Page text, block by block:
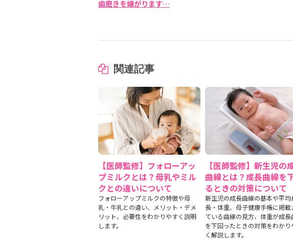
歯磨きを嫌がります…
関連記事
【医師監修】フォローアッ
プミルクとは？母乳やミル
クとの違いについて
フォローアップミルクの特徴や母
乳・牛乳との違い、メリット・デメ
リット、必要性をわかりやすく説明
します。
【医師監修】新生児の
曲線とは？成長曲線を
るときの対策について
新生児の成長曲線の基本や平均
長・体重、母子健康手帳に掲載
ている曲線の見方、体重が成長
を下回ったときの対策をわかり
く解説します。